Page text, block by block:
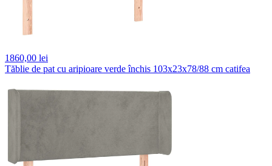
1860,00 lei
Tăblie de pat cu aripioare verde închis 103x23x78/88 cm catifea